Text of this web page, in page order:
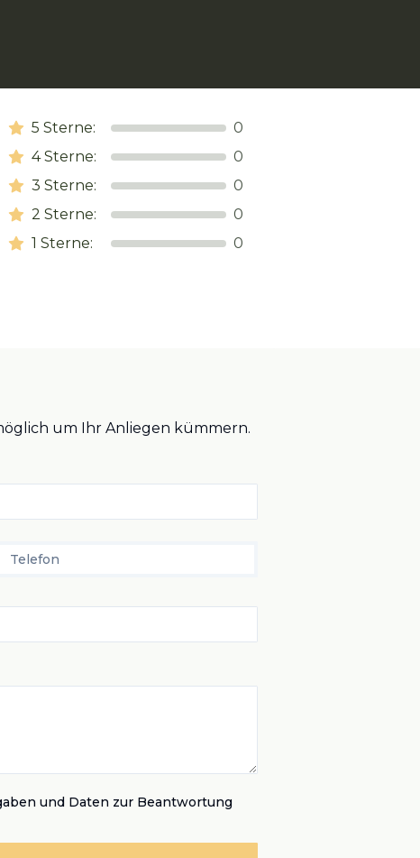
5 Sterne:
0
4Sterne:
0
3 Sterne:
0
2 Sterne:
0
1 Sterne: 0
um Ihr Anliegen kümmern.
Telefon
und Daten zur Beantwortung